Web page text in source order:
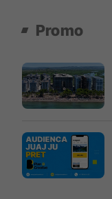
Promo